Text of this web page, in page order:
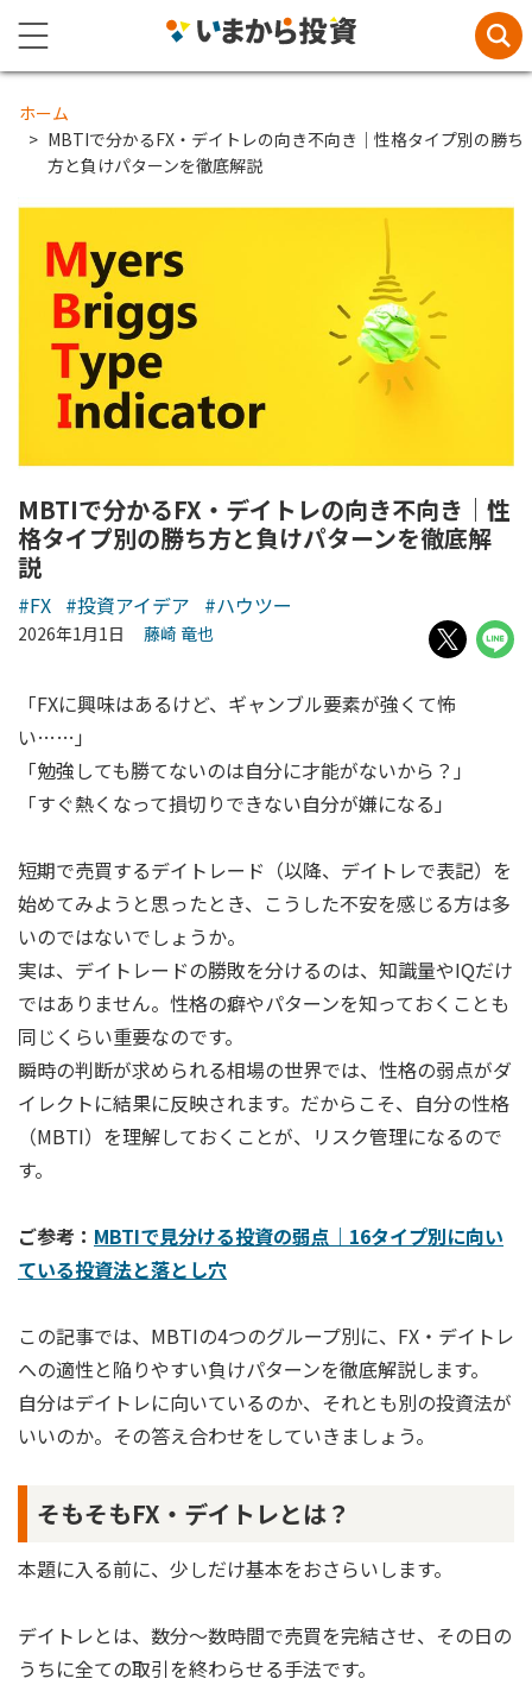
ホーム
MBTIで分かるFX・デイトレの向き不向き｜性格タイプ別の勝ち
方と負けパターンを徹底解説
MBTIで分かるFX・デイトレの向き不向き｜性
格タイプ別の勝ち方と負けパターンを徹底解
説
#FX #投資アイデア #ハウツー
2026年1月1日 藤崎 竜也
「FXに興味はあるけど、ギャンブル要素が強くて怖
い……」
「勉強しても勝てないのは自分に才能がないから？」
「すぐ熱くなって損切りできない自分が嫌になる」
短期で売買するデイトレード（以降、デイトレで表記）を
始めてみようと思ったとき、こうした不安を感じる方は多
いのではないでしょうか。
実は、デイトレードの勝敗を分けるのは、知識量やIQだけ
ではありません。性格の癖やパターンを知っておくことも
同じくらい重要なのです。
瞬時の判断が求められる相場の世界では、性格の弱点がダ
イレクトに結果に反映されます。だからこそ、自分の性格
（MBTI）を理解しておくことが、リスク管理になるので
す。
ご参考： MBTIで見分ける投資の弱点｜16タイプ別に向い
ている投資法と落とし穴
この記事では、MBTIの4つのグループ別に、FX・デイトレ
への適性と陥りやすい負けパターンを徹底解説します。
自分はデイトレに向いているのか、それとも別の投資法が
いいのか。その答え合わせをしていきましょう。
そもそもFX・デイトレとは？
本題に入る前に、少しだけ基本をおさらいします。
デイトレとは、数分～数時間で売買を完結させ、その日の
うちに全ての取引を終わらせる手法です。